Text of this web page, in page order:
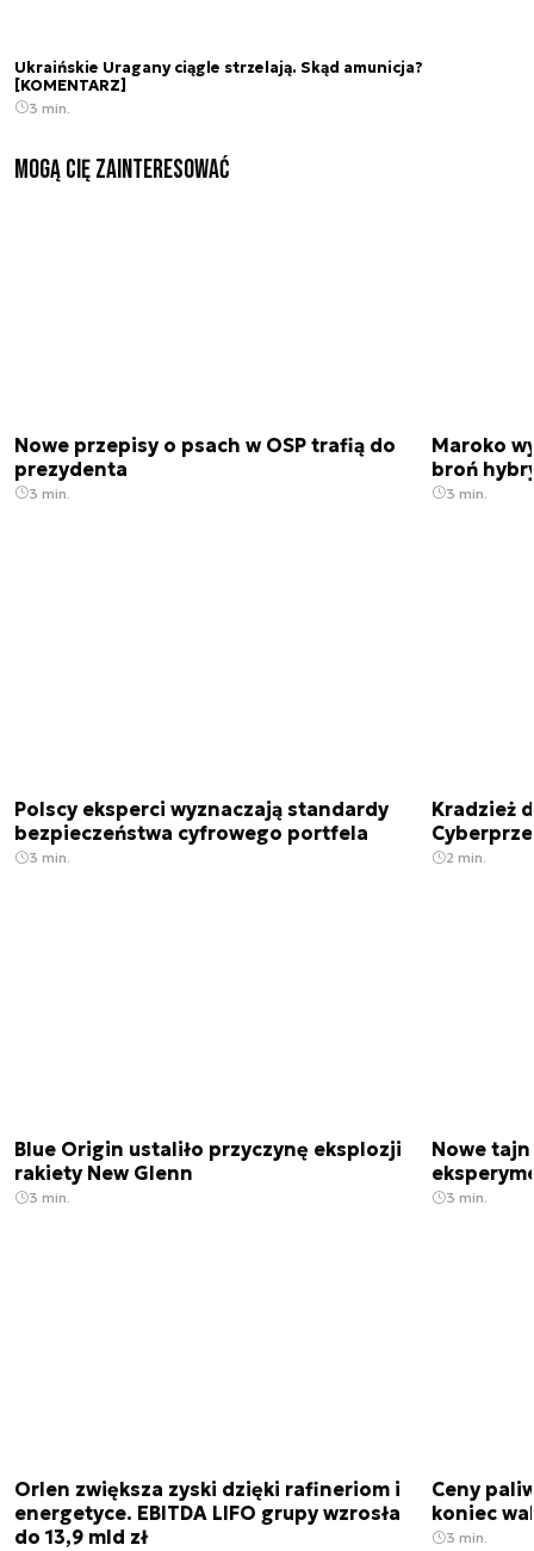
Ukraińskie Uragany ciągle strzelają. Skąd amunicja?
[KOMENTARZ]
3 min.
Mogą Cię zainteresować
Nowe przepisy o psach w OSP trafią do
prezydenta
3 min.
Maroko
broń
3 min.
Polscy eksperci wyznaczają standardy
bezpieczeństwa cyfrowego portfela
3 min.
Kradzież
2 min.
Blue Origin ustaliło przyczynę eksplozji
rakiety New Glenn
3 min.
Nowe
3 min.
Orlen zwiększa zyski dzięki rafineriom i
energetyce. EBITDA LIFO grupy wzrosła
do 13,9 mld zł
Ceny
koniec
3 min.